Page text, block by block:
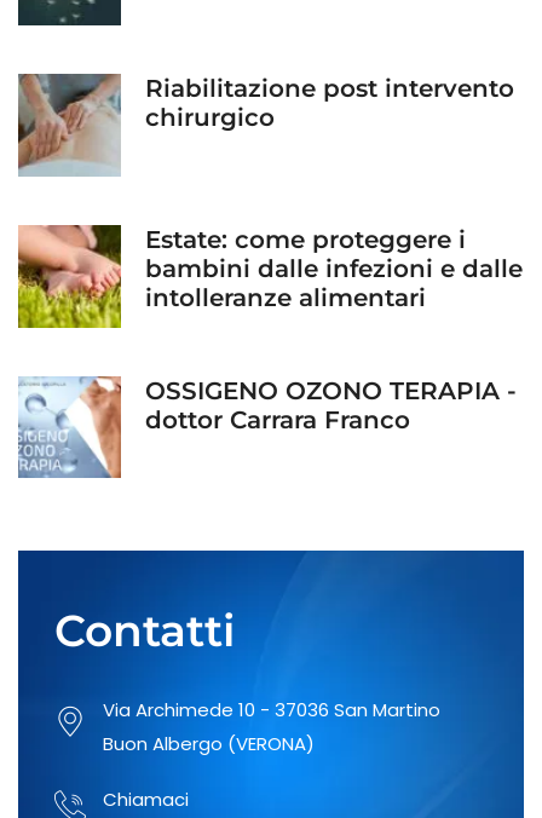
Riabilitazione post intervento
chirurgico
Estate: come proteggere i
bambini dalle infezioni e dalle
intolleranze alimentari
OSSIGENO OZONO TERAPIA -
dottor Carrara Franco
nei della tua pelle
Contatti
Via Archimede 10 - 37036 San Martino
Buon Albergo (VERONA)
Chiamaci